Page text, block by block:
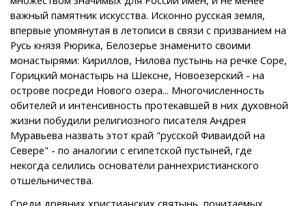
важный памятник искусства. Исконно русская земля,
впервые упомянутая в летописи в связи с призванием на
Русь князя Рюрика, Белозерье знаменито своими
монастырями: Кириллов, Нилова пустынь на речке Соре,
Горицкий монастырь на Шексне, Новоезерский - на
острове посреди Нового озера... Многочисленность
обителей и интенсивность протекавшей в них духовной
жизни побудили религиозного писателя Андрея
Муравьева назвать этот край "русской Фиваидой на
Севере" - по аналогии с египетской пустыней, где
некогда селились основатели раннехристианского
отшельничества.
Среди древних христианских святынь, почитаемых